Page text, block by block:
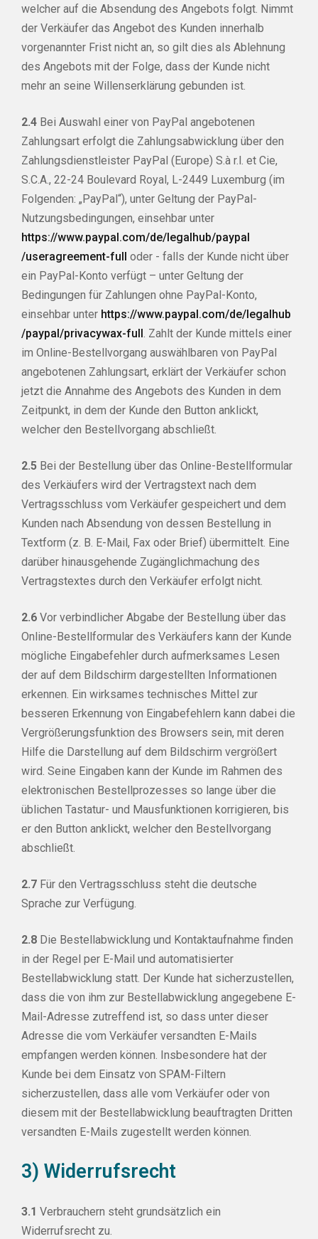
welcher auf die Absendung des Angebots folgt. Nimmt
der Verkäufer das Angebot des Kunden innerhalb
vorgenannter Frist nicht an, so gilt dies als Ablehnung
des Angebots mit der Folge, dass der Kunde nicht
mehr an seine Willenserklärung gebunden ist.
2.4 Bei Auswahl einer von PayPal angebotenen
Zahlungsart erfolgt die Zahlungsabwicklung über den
Zahlungsdienstleister PayPal (Europe) S.à r.l. et Cie,
S.C.A., 22-24 Boulevard Royal, L-2449 Luxemburg (im
Folgenden: „PayPal“), unter Geltung der PayPal-
Nutzungsbedingungen, einsehbar unter
https://www.paypal.com/de/legalhub/paypal
/useragreement-full oder - falls der Kunde nicht über
ein PayPal-Konto verfügt – unter Geltung der
Bedingungen für Zahlungen ohne PayPal-Konto,
einsehbar unter https://www.paypal.com/de/legalhub
/paypal/privacywax-full. Zahlt der Kunde mittels einer
im Online-Bestellvorgang auswählbaren von PayPal
angebotenen Zahlungsart, erklärt der Verkäufer schon
jetzt die Annahme des Angebots des Kunden in dem
Zeitpunkt, in dem der Kunde den Button anklickt,
welcher den Bestellvorgang abschließt.
2.5 Bei der Bestellung über das Online-Bestellformular
des Verkäufers wird der Vertragstext nach dem
Vertragsschluss vom Verkäufer gespeichert und dem
Kunden nach Absendung von dessen Bestellung in
Textform (z. B. E-Mail, Fax oder Brief) übermittelt. Eine
darüber hinausgehende Zugänglichmachung des
Vertragstextes durch den Verkäufer erfolgt nicht.
2.6 Vor verbindlicher Abgabe der Bestellung über das
Online-Bestellformular des Verkäufers kann der Kunde
mögliche Eingabefehler durch aufmerksames Lesen
der auf dem Bildschirm dargestellten Informationen
erkennen. Ein wirksames technisches Mittel zur
besseren Erkennung von Eingabefehlern kann dabei die
Vergrößerungsfunktion des Browsers sein, mit deren
Hilfe die Darstellung auf dem Bildschirm vergrößert
wird. Seine Eingaben kann der Kunde im Rahmen des
elektronischen Bestellprozesses so lange über die
üblichen Tastatur- und Mausfunktionen korrigieren, bis
er den Button anklickt, welcher den Bestellvorgang
abschließt.
2.7 Für den Vertragsschluss steht die deutsche
Sprache zur Verfügung.
2.8 Die Bestellabwicklung und Kontaktaufnahme finden
in der Regel per E-Mail und automatisierter
Bestellabwicklung statt. Der Kunde hat sicherzustellen,
dass die von ihm zur Bestellabwicklung angegebene E-
Mail-Adresse zutreffend ist, so dass unter dieser
Adresse die vom Verkäufer versandten E-Mails
empfangen werden können. Insbesondere hat der
Kunde bei dem Einsatz von SPAM-Filtern
sicherzustellen, dass alle vom Verkäufer oder von
diesem mit der Bestellabwicklung beauftragten Dritten
versandten E-Mails zugestellt werden können.
3) Widerrufsrecht
3.1 Verbrauchern steht grundsätzlich ein
Widerrufsrecht zu.